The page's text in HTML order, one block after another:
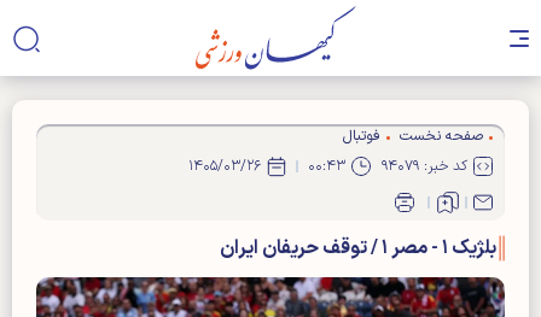
صفحه نخست
فوتبال
کد خبر: ۹۴۰۷۹
۰۰:۴۳ ۱۴۰۵/۰۳/۲۶
بلژیک ۱ - مصر ۱ / توقف حریفان ایران